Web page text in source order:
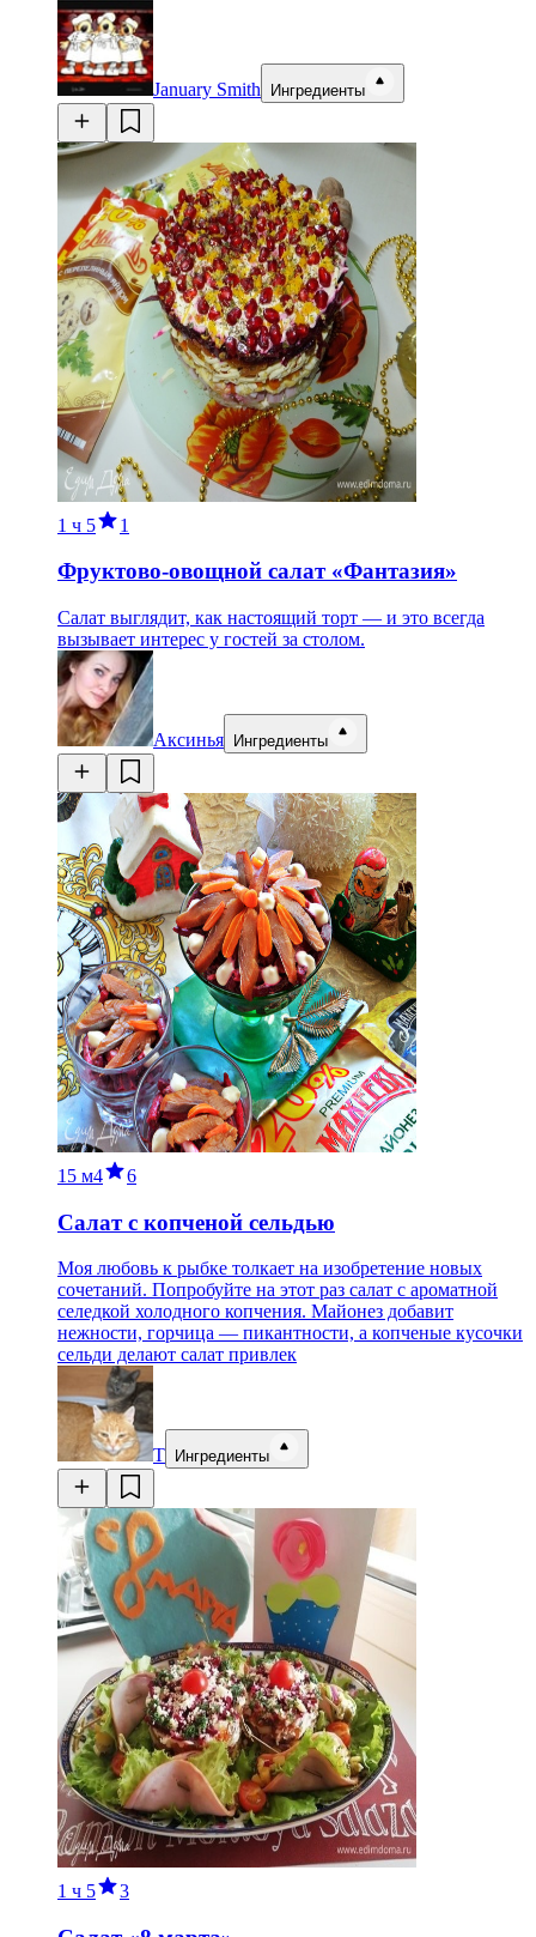
January Smith Ингредиенты
1 ч 5 1
Фруктово-овощной салат «Фантазия»
Салат выглядит, как настоящий торт — и это всегда
вызывает интерес у гостей за столом.
Аксинья Ингредиенты
15 м4 6
Салат с копченой сельдью
Моя любовь к рыбке толкает на изобретение новых
сочетаний. Попробуйте на этот раз салат с ароматной
селедкой холодного копчения. Майонез добавит
нежности, горчица — пикантности, а копченые кусочки
сельди делают салат привлек
Т Ингредиенты
1 ч 5 3